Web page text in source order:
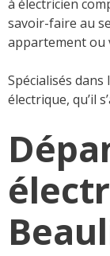
à électricien
savoir-faire au
appartement ou
Spécialisés
électrique, qu’il